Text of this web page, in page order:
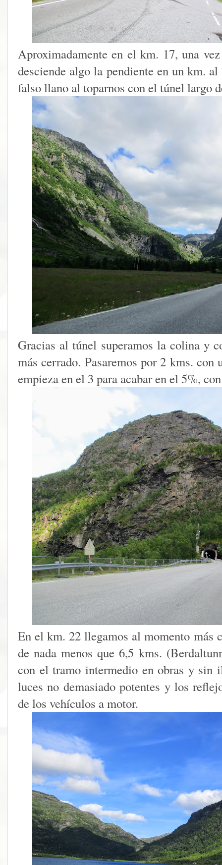
Aproximadamente en el km. 17, una
desciende algo la pendiente en un km.
falso llano al toparnos con el túnel largo
Gracias al túnel superamos la colina y
más cerrado. Pasaremos por 2 kms. con
empieza en el 3 para acabar en el 5%,
En el km. 22 llegamos al momento más
de nada menos que 6,5 kms.
con el tramo intermedio en obras y sin
luces no demasiado potentes y los
de los vehículos a motor.